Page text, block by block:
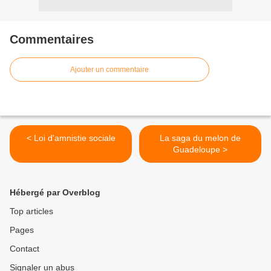
Commentaires
Ajouter un commentaire
< Loi d'amnistie sociale
La saga du melon de
Guadeloupe >
Hébergé par Overblog
Top articles
Pages
Contact
Signaler un abus